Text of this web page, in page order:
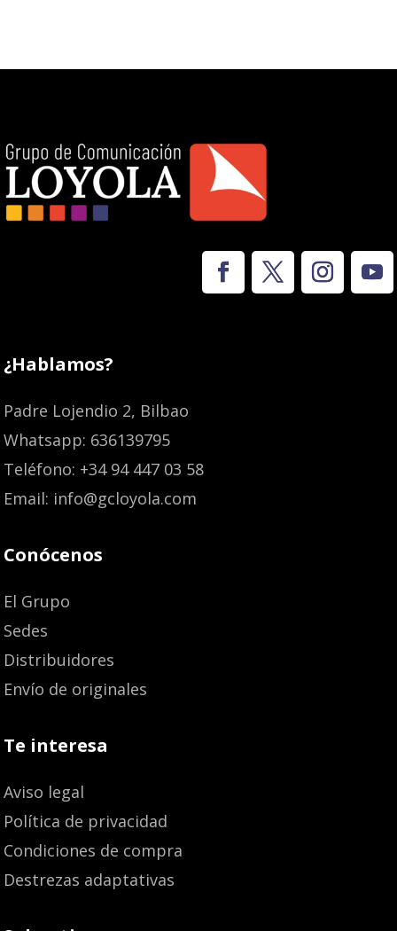
¿Hablamos?
Padre Lojendio 2, Bilbao
Whatsapp: 636139795
Teléfono: +34 94 447 03 58
Email: info@gcloyola.com
Conócenos
El Grupo
Sedes
Distribuidores
Envío de originales
Te interesa
Aviso legal
Política de privacidad
Condiciones de compra
Destrezas adaptativas